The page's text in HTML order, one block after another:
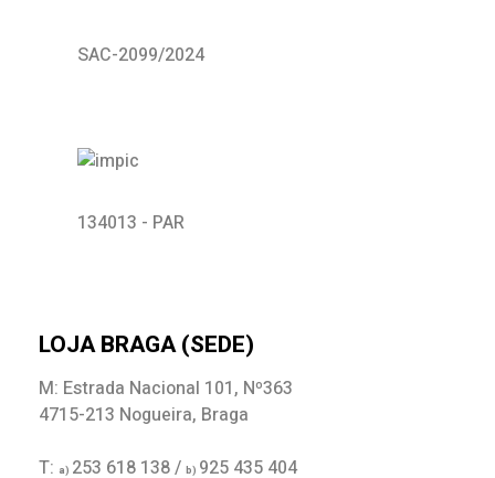
SAC-2099/2024
134013 - PAR
LOJA BRAGA (SEDE)
M: Estrada Nacional 101, Nº363
4715-213 Nogueira, Braga
T: a) 253 618 138 / b) 925 435 404